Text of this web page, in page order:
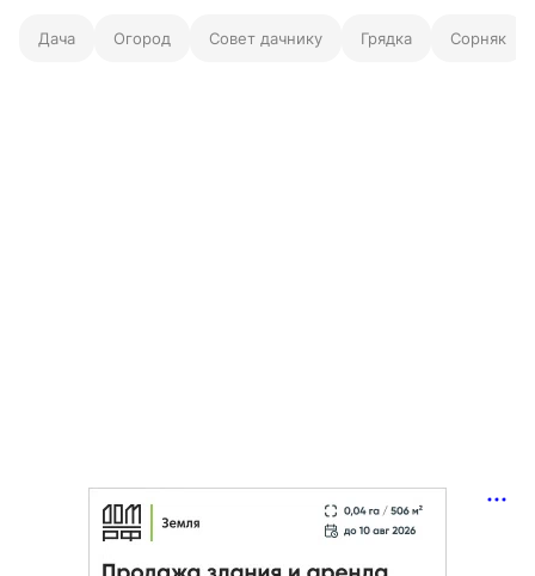
Дача Огород Совет дачнику Грядка Сорняк